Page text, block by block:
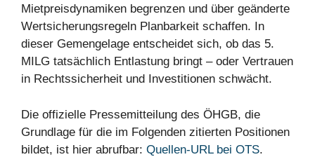
Mietpreisdynamiken begrenzen und über geänderte
Wertsicherungsregeln Planbarkeit schaffen. In
dieser Gemengelage entscheidet sich, ob das 5.
MILG tatsächlich Entlastung bringt – oder Vertrauen
in Rechtssicherheit und Investitionen schwächt.
Die offizielle Pressemitteilung des ÖHGB, die
Grundlage für die im Folgenden zitierten Positionen
bildet, ist hier abrufbar: Quellen-URL bei OTS.